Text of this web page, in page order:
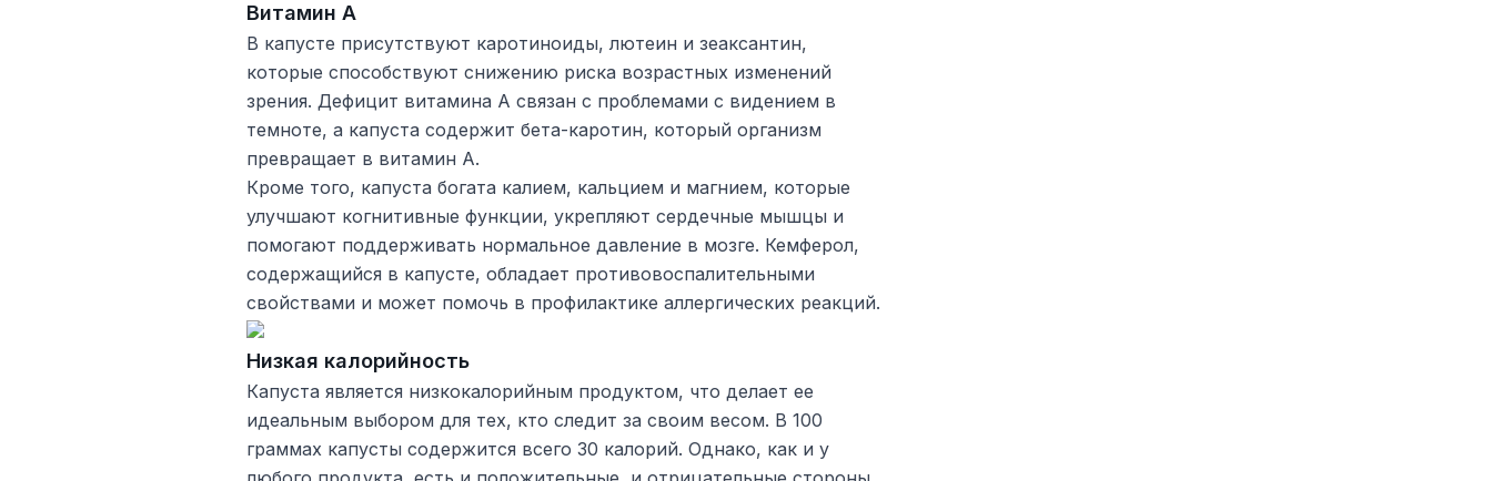
Витамин А
В капусте присутствуют каротиноиды, лютеин и зеаксантин,
которые способствуют снижению риска возрастных изменений
зрения. Дефицит витамина А связан с проблемами с видением в
темноте, а капуста содержит бета-каротин, который организм
превращает в витамин A.
Кроме того, капуста богата калием, кальцием и магнием, которые
улучшают когнитивные функции, укрепляют сердечные мышцы и
помогают поддерживать нормальное давление в мозге. Кемферол,
содержащийся в капусте, обладает противовоспалительными
свойствами и может помочь в профилактике аллергических реакций.
Низкая калорийность
Капуста является низкокалорийным продуктом, что делает ее
идеальным выбором для тех, кто следит за своим весом. В 100
граммах капусты содержится всего 30 калорий. Однако, как и у